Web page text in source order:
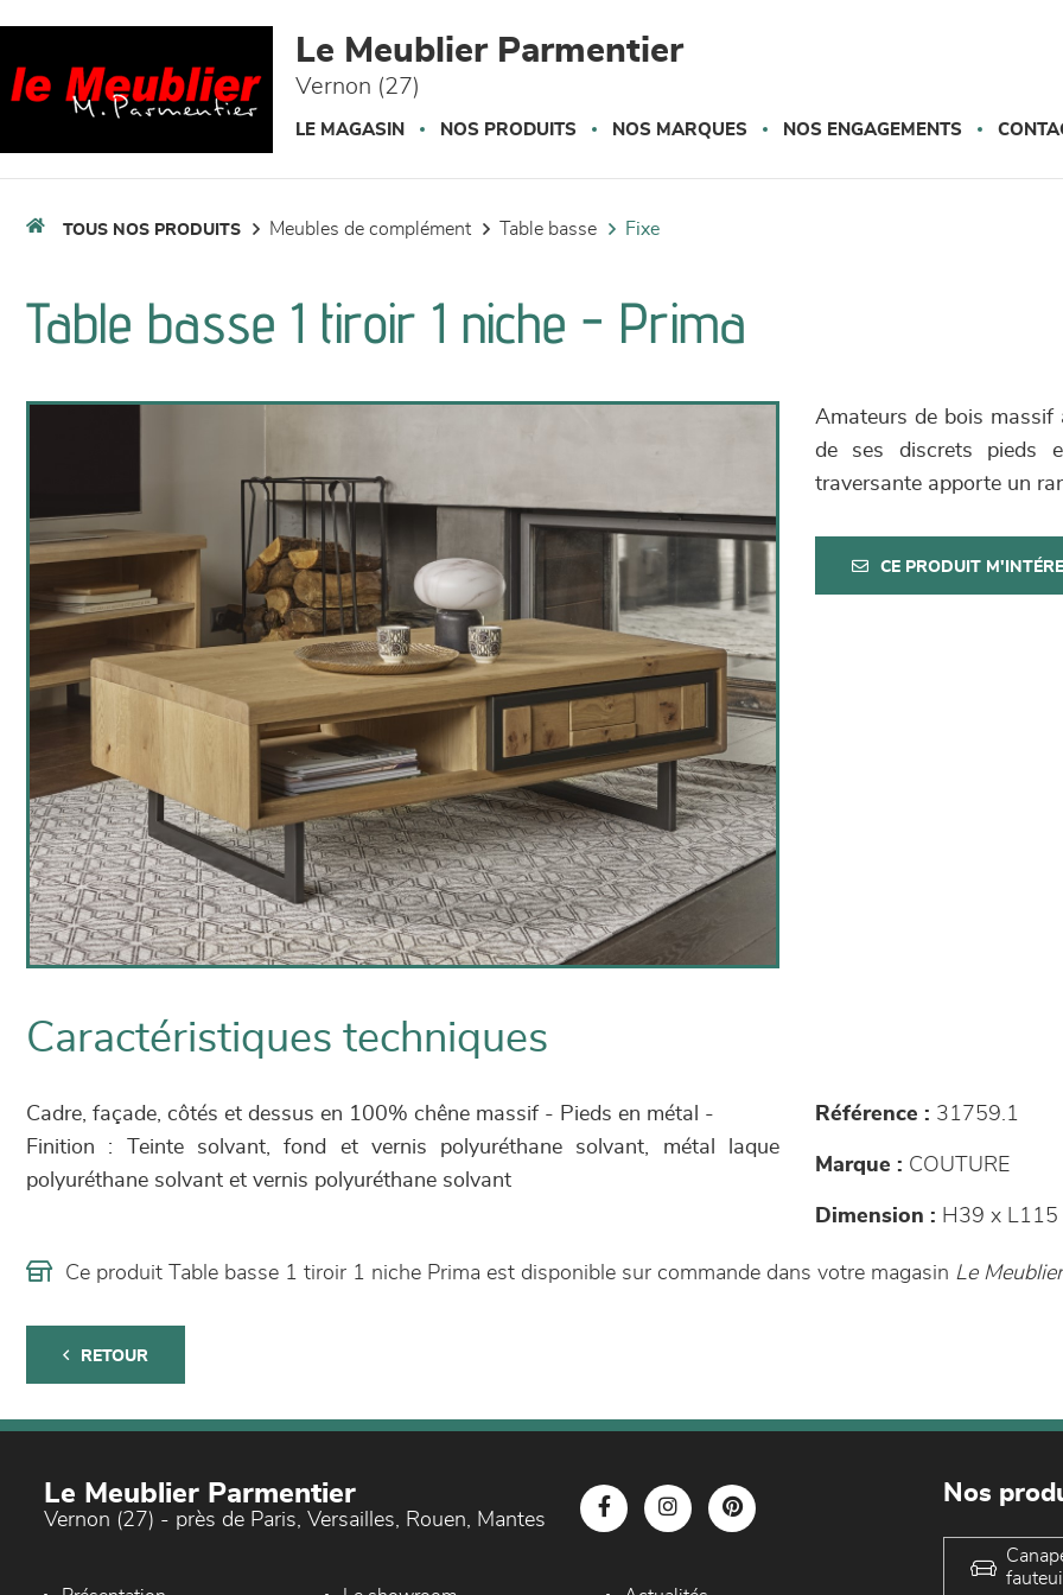
Le Meublier Parmentier
Vernon (27)
LE MAGASIN NOS PRODUITS NOS MARQUES NOS ENGAGEMENTS
TOUS NOS PRODUITS meubles de complément table basse fixe
Table basse 1 tiroir 1 niche - Prima
Amateurs de bois massif
de ses discrets pieds
traversante apporte un
CE PRODUIT
Caractéristiques techniques
Cadre, façade, côtés et dessus en 100% chêne massif - Pieds en métal -
Finition : Teinte solvant, fond et vernis polyuréthane solvant, métal laque
polyuréthane solvant et vernis polyuréthane solvant
Référence : 31759.1
Marque : COUTURE
Dimension : H39 x L115
Ce produit Table basse 1 tiroir 1 niche Prima est disponible sur commande dans votre magasin Le
RETOUR
Le Meublier Parmentier
Vernon (27) - près de Paris, Versailles, Rouen, Mantes
Nos